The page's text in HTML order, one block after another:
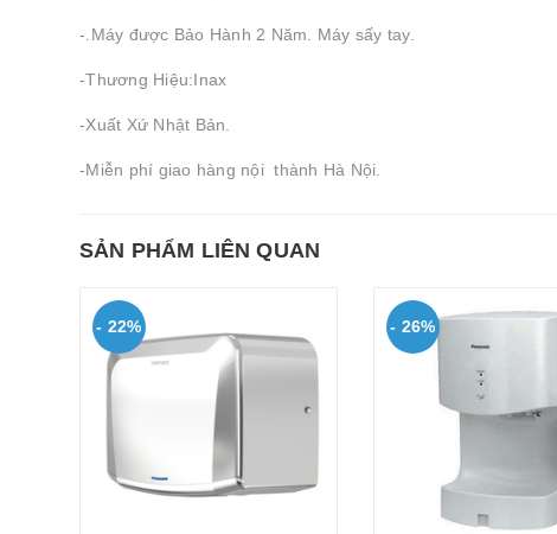
-.Máy được Bảo Hành 2 Năm. Máy sấy tay.
-Thương Hiệu:Inax
-Xuất Xứ Nhật Bản.
-Miễn phí giao hàng nội thành Hà Nội.
SẢN PHẨM LIÊN QUAN
- 22% - 26%